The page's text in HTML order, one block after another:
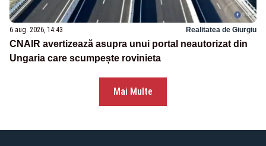
6 aug. 2026, 14:43 Realitatea de Giurgiu
CNAIR avertizează asupra unui portal neautorizat din
Ungaria care scumpește rovinieta
Mai Multe